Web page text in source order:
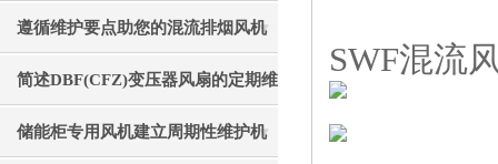
通风效果的关键
遵循维护要点助您的混流排烟风机
成为真正“风中卫士”
简述DBF(CFZ)变压器风扇的定期维
护保养步骤
储能柜专用风机建立周期性维护机
SWF混流